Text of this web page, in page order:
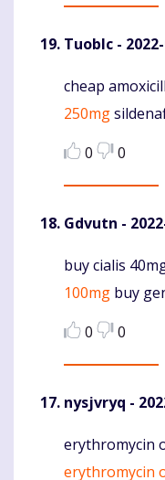
Tuoblc -
Komentaras
cheap
250mg
0
0
Gdvutn -
Komentaras
buy cialis
100mg buy
0
0
nysjvryq -
Komentaras
erythromycin
erythromycin